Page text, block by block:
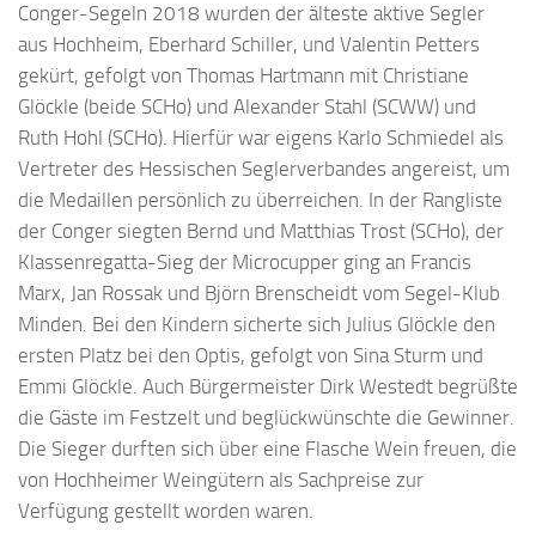
Conger-Segeln 2018 wurden der älteste aktive Segler
aus Hochheim, Eberhard Schiller, und Valentin Petters
gekürt, gefolgt von Thomas Hartmann mit Christiane
Glöckle (beide SCHo) und Alexander Stahl (SCWW) und
Ruth Hohl (SCHo). Hierfür war eigens Karlo Schmiedel als
Vertreter des Hessischen Seglerverbandes angereist, um
die Medaillen persönlich zu überreichen. In der Rangliste
der Conger siegten Bernd und Matthias Trost (SCHo), der
Klassenregatta-Sieg der Microcupper ging an Francis
Marx, Jan Rossak und Björn Brenscheidt vom Segel-Klub
Minden. Bei den Kindern sicherte sich Julius Glöckle den
ersten Platz bei den Optis, gefolgt von Sina Sturm und
Emmi Glöckle. Auch Bürgermeister Dirk Westedt begrüßte
die Gäste im Festzelt und beglückwünschte die Gewinner.
Die Sieger durften sich über eine Flasche Wein freuen, die
von Hochheimer Weingütern als Sachpreise zur
Verfügung gestellt worden waren.